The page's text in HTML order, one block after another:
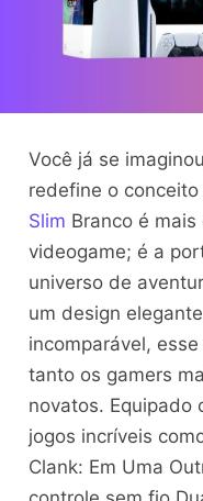
Você já se
redefine o
Slim Branco é
videogame; é a
universo de
um design
incomparável,
tanto os gamers
novatos. Equipado
jogos incríveis
Clank: Em Uma